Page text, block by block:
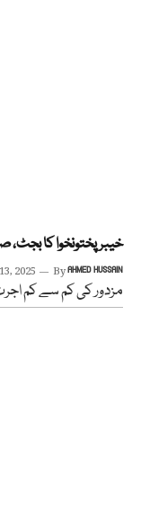
خیبر پختونخوا کا بجٹ،
2025 ByAHMED HUSSAIN
مزدور کی کم سے کم اجرت 40 ہزار روپے کرنے کی سفارش